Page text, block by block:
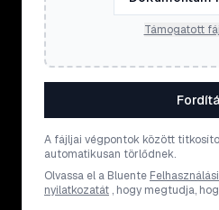
Támogatott
A fájljai végpontok között
automatikusan törlődnek.
Olvassa el a Bluente
nyilatkozatát , hogy megtudja,